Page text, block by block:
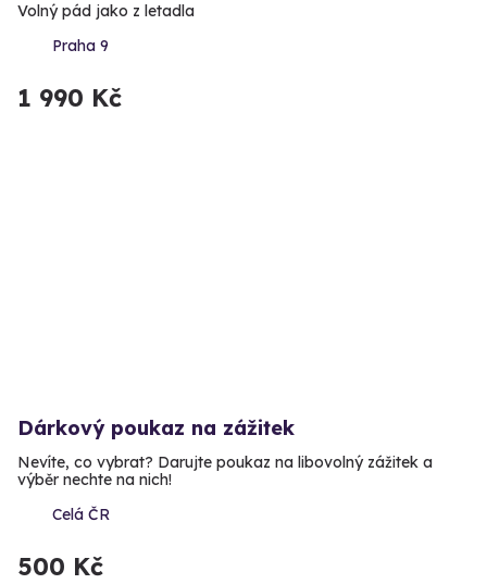
Volný pád jako z letadla
Praha 9
1 990 Kč
Dárkový poukaz na zážitek
Nevíte, co vybrat? Darujte poukaz na libovolný zážitek a
výběr nechte na nich!
Celá ČR
500 Kč